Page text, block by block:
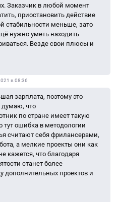
Заказчик в любой момент
приостановить действие
стабильности меньше, зато
нужно уметь находить
Везде свои плюсы и
в 08:36
зарплата, поэтому это
думаю, что
по стране имеет такую
тут ошибка в методологии
считают себя фрилансерами,
а мелкие проекты они как
кажется, что благодаря
станет более
дополнительных проектов и